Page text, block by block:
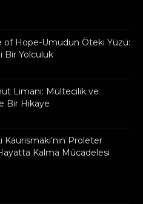
of Hope-Umudun Öteki Yüzü:
Bir Yolculuk
Limanı: Mültecilik ve
Bir Hikaye
Kaurismäki’nin Proleter
Kalma Mücadelesi